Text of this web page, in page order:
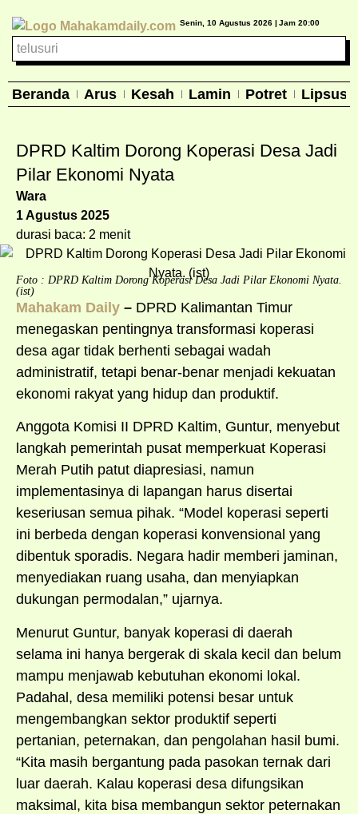
Senin, 10 Agustus 2026 | Jam 20:00
Beranda Arus Kesah Lamin Potret Lipsus
DPRD Kaltim Dorong Koperasi Desa Jadi
Pilar Ekonomi Nyata
Wara
1 Agustus 2025
durasi baca: 2 menit
Foto : DPRD Kaltim Dorong Koperasi Desa Jadi Pilar Ekonomi Nyata.
(ist)
Mahakam Daily – DPRD Kalimantan Timur
menegaskan pentingnya transformasi koperasi
desa agar tidak berhenti sebagai wadah
administratif, tetapi benar-benar menjadi kekuatan
ekonomi rakyat yang hidup dan produktif.
Anggota Komisi II DPRD Kaltim, Guntur, menyebut
langkah pemerintah pusat memperkuat Koperasi
Merah Putih patut diapresiasi, namun
implementasinya di lapangan harus disertai
keseriusan semua pihak. “Model koperasi seperti
ini berbeda dengan koperasi konvensional yang
dibentuk sporadis. Negara hadir memberi jaminan,
menyediakan ruang usaha, dan menyiapkan
dukungan permodalan,” ujarnya.
Menurut Guntur, banyak koperasi di daerah
selama ini hanya bergerak di skala kecil dan belum
mampu menjawab kebutuhan ekonomi lokal.
Padahal, desa memiliki potensi besar untuk
mengembangkan sektor produktif seperti
pertanian, peternakan, dan pengolahan hasil bumi.
“Kita masih bergantung pada pasokan ternak dari
luar daerah. Kalau koperasi desa difungsikan
maksimal, kita bisa membangun sektor peternakan